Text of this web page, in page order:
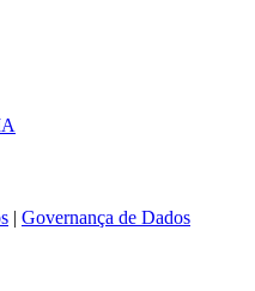
| Governança de Dados